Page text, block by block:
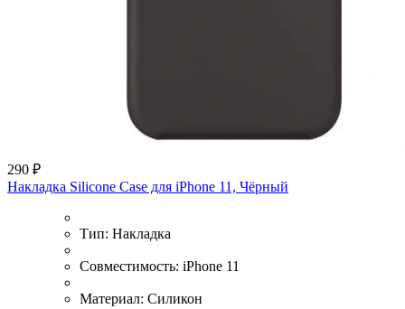
290 ₽
Накладка Silicone Case для iPhone 11, Чёрный
Тип: Накладка
Совместимость: iPhone 11
Материал: Силикон